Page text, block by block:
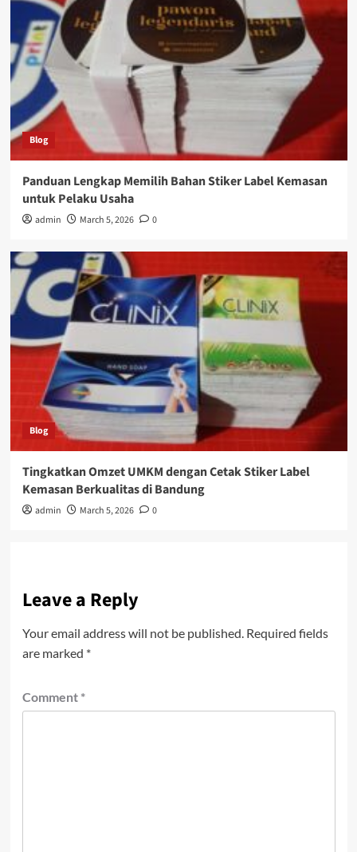
Blog
Panduan Lengkap Memilih Bahan Stiker Label Kemasan
untuk Pelaku Usaha
admin March 5, 2026 0
Blog
Tingkatkan Omzet UMKM dengan Cetak Stiker Label
Kemasan Berkualitas di Bandung
admin March 5, 2026 0
Leave a Reply
Your email address will not be published. Required fields
are marked *
Comment *